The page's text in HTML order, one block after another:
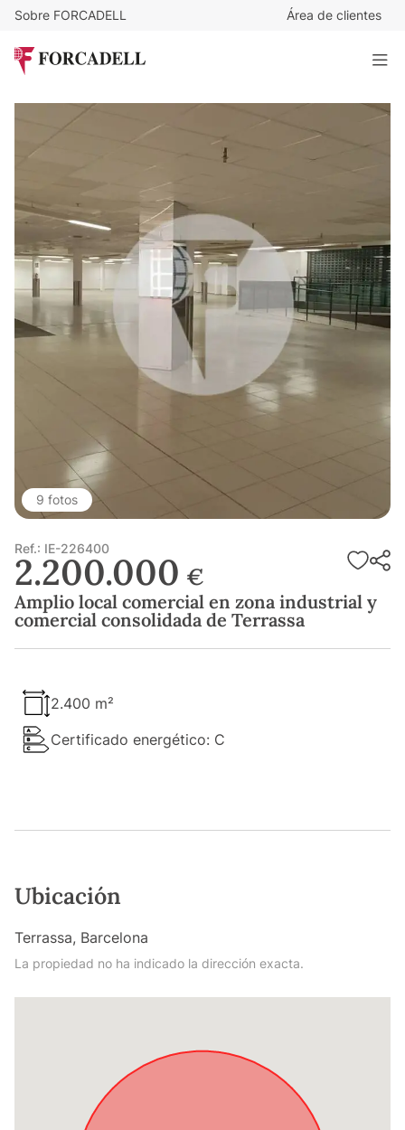
Sobre FORCADELL Área de clientes
2.200.000
consolidada de Terrassa
9 fotos
Ref.: IE-226400
2.200.000 €
Amplio local comercial en zona industrial y
comercial consolidada de Terrassa
2.400 m²
Certificado energético: C
Ubicación
Terrassa, Barcelona
La propiedad no ha indicado la dirección exacta.